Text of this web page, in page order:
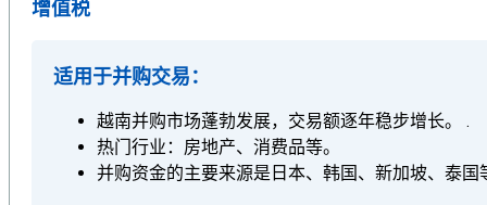
增值税
适用于并购交易：
越南并购市场蓬勃发展，交易额逐年稳步增长。 .
热门行业：房地产、消费品等。
并购资金的主要来源是日本、韩国、新加坡、泰